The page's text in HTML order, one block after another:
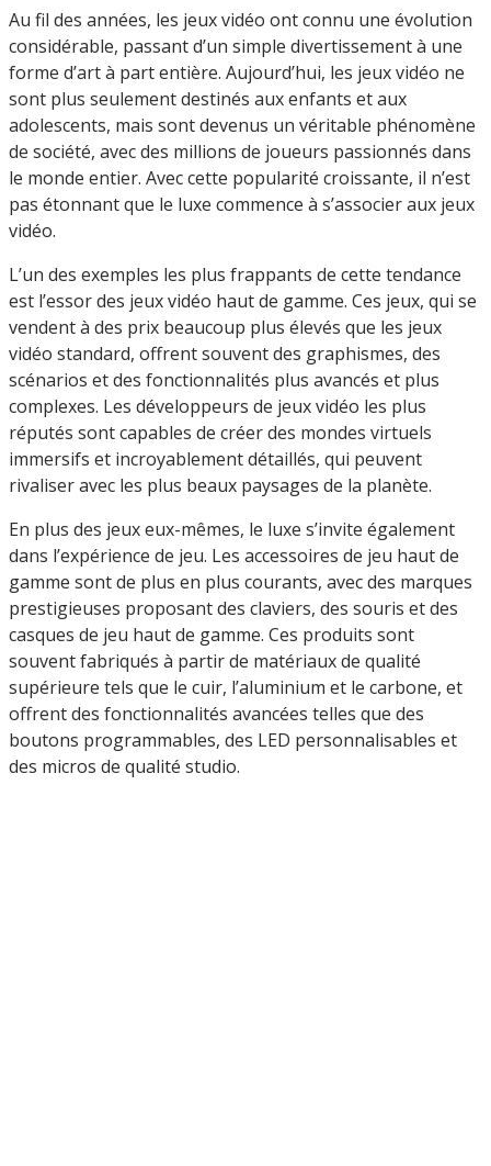
Au fil des années, les jeux vidéo ont connu une évolution
considérable, passant d’un simple divertissement à une
forme d’art à part entière. Aujourd’hui, les jeux vidéo ne
sont plus seulement destinés aux enfants et aux
adolescents, mais sont devenus un véritable phénomène
de société, avec des millions de joueurs passionnés dans
le monde entier. Avec cette popularité croissante, il n’est
pas étonnant que le luxe commence à s’associer aux jeux
vidéo.
L’un des exemples les plus frappants de cette tendance
est l’essor des jeux vidéo haut de gamme. Ces jeux, qui se
vendent à des prix beaucoup plus élevés que les jeux
vidéo standard, offrent souvent des graphismes, des
scénarios et des fonctionnalités plus avancés et plus
complexes. Les développeurs de jeux vidéo les plus
réputés sont capables de créer des mondes virtuels
immersifs et incroyablement détaillés, qui peuvent
rivaliser avec les plus beaux paysages de la planète.
En plus des jeux eux-mêmes, le luxe s’invite également
dans l’expérience de jeu. Les accessoires de jeu haut de
gamme sont de plus en plus courants, avec des marques
prestigieuses proposant des claviers, des souris et des
casques de jeu haut de gamme. Ces produits sont
souvent fabriqués à partir de matériaux de qualité
supérieure tels que le cuir, l’aluminium et le carbone, et
offrent des fonctionnalités avancées telles que des
boutons programmables, des LED personnalisables et
des micros de qualité studio.